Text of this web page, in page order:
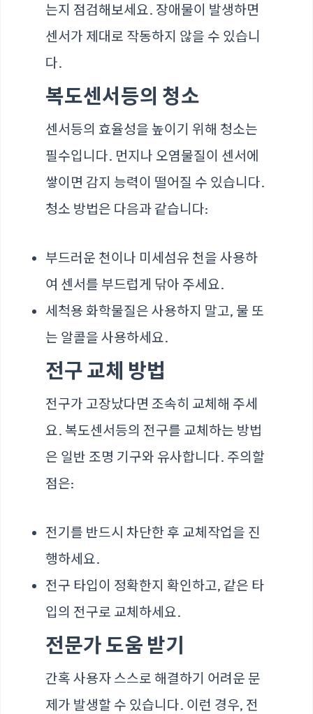
는지 점검해보세요. 장애물이 발생하면
센서가 제대로 작동하지 않을 수 있습니
다.
복도센서등의 청소
센서등의 효율성을 높이기 위해 청소는
필수입니다. 먼지나 오염물질이 센서에
쌓이면 감지 능력이 떨어질 수 있습니다.
청소 방법은 다음과 같습니다:
부드러운 천이나 미세섬유 천을 사용하
여 센서를 부드럽게 닦아 주세요.
세척용 화학물질은 사용하지 말고, 물 또
는 알콜을 사용하세요.
전구 교체 방법
전구가 고장났다면 조속히 교체해 주세
요. 복도센서등의 전구를 교체하는 방법
은 일반 조명 기구와 유사합니다. 주의할
점은:
전기를 반드시 차단한 후 교체작업을 진
행하세요.
전구 타입이 정확한지 확인하고, 같은 타
입의 전구로 교체하세요.
전문가 도움 받기
간혹 사용자 스스로 해결하기 어려운 문
제가 발생할 수 있습니다. 이런 경우, 전